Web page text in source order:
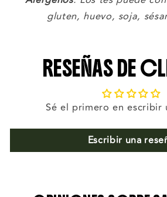
gluten, huevo, soja,
RESEÑAS DE
Sé el primero en escribir
Escribir una